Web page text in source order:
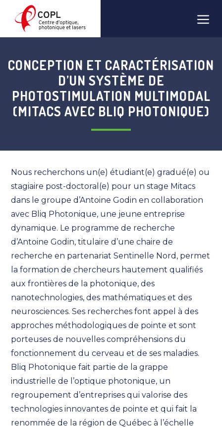
contenu
CONCEPTION ET CARACTÉRISATION
D’UN SYSTÈME DE
PHOTOSTIMULATION MULTIMODAL
(MITACS AVEC BLIQ PHOTONIQUE)
Nous recherchons un(e) étudiant(e) gradué(e) ou
stagiaire post-doctoral(e) pour un stage Mitacs
dans le groupe d’Antoine Godin en collaboration
avec Bliq Photonique, une jeune entreprise
dynamique. Le programme de recherche
d’Antoine Godin, titulaire d’une chaire de
recherche en partenariat Sentinelle Nord, permet
la formation de chercheurs hautement qualifiés
aux frontières de la photonique, des
nanotechnologies, des mathématiques et des
neurosciences. Ses recherches font appel à des
approches méthodologiques de pointe et sont
porteuses de nouvelles compréhensions du
fonctionnement du cerveau et de ses maladies.
Bliq Photonique fait partie de la grappe
industrielle de l’optique photonique, un
regroupement d’entreprises qui valorise des
technologies innovantes de pointe et qui fait la
renommée de la région de Québec à l’échelle